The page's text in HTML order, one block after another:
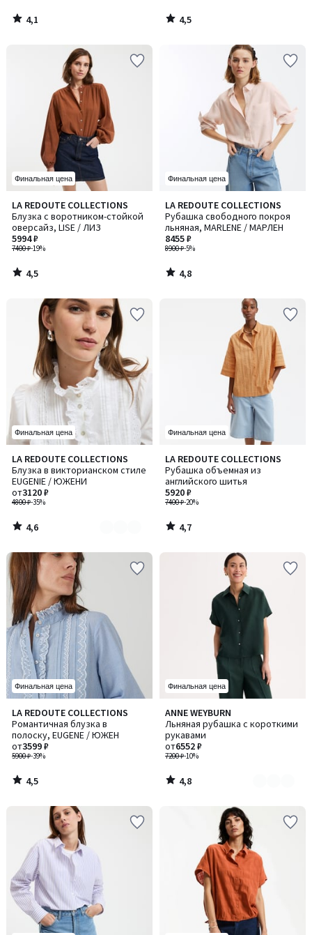
4,1
/
4,5
/
Финальная цена
LA REDOUTE COLLECTIONS
Блузка с воротником-стойкой
оверсайз, LISE / ЛИЗ
7400 ₽-19%
5994 ₽
4,5
/ 5
4,5
/
Финальная цена
LA REDOUTE COLLECTIONS
Рубашка свободного покроя
льняная, MARLENE / МАРЛЕН
8900 ₽-5%
8455 ₽
4,8
/ 5
4,8
/
Финальная цена
LA REDOUTE COLLECTIONS
Блузка в викторианском стиле
EUGENIE / ЮЖЕНИ
4800 ₽-35%
от3120 ₽
4,6
/ 5
Количество
цветов:
2
4,6
/
Финальная цена
LA REDOUTE COLLECTIONS
Рубашка объемная из
английского шитья
7400 ₽-20%
5920 ₽
4,7
/ 5
4,7
/
Финальная цена
LA REDOUTE COLLECTIONS
Романтичная блузка в
полоску, EUGENE / ЮЖЕН
5900 ₽-39%
от3599 ₽
4,5
/ 5
4,5
/
Финальная цена
ANNE WEYBURN
Льняная рубашка с короткими
рукавами
7200 ₽-10%
от6552 ₽
4,8
/ 5
Количество
цветов:
2
4,8
/